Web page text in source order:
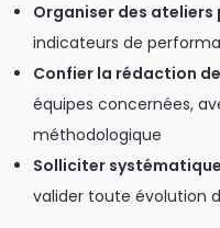
Organiser des
indicateurs de
Confier la rédaction
équipes concernées,
méthodologique
Solliciter
valider toute évolution